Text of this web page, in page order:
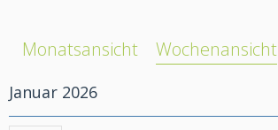
Monatsansicht Wochenansicht
Januar 2026